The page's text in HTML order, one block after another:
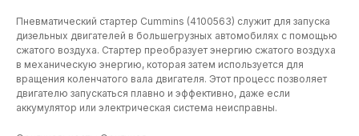
Пневматический стартер Cummins (4100563) служит для запуска
дизельных двигателей в большегрузных автомобилях с помощью
сжатого воздуха. Стартер преобразует энергию сжатого воздуха
в механическую энергию, которая затем используется для
вращения коленчатого вала двигателя. Этот процесс позволяет
двигателю запускаться плавно и эффективно, даже если
аккумулятор или электрическая система неисправны.